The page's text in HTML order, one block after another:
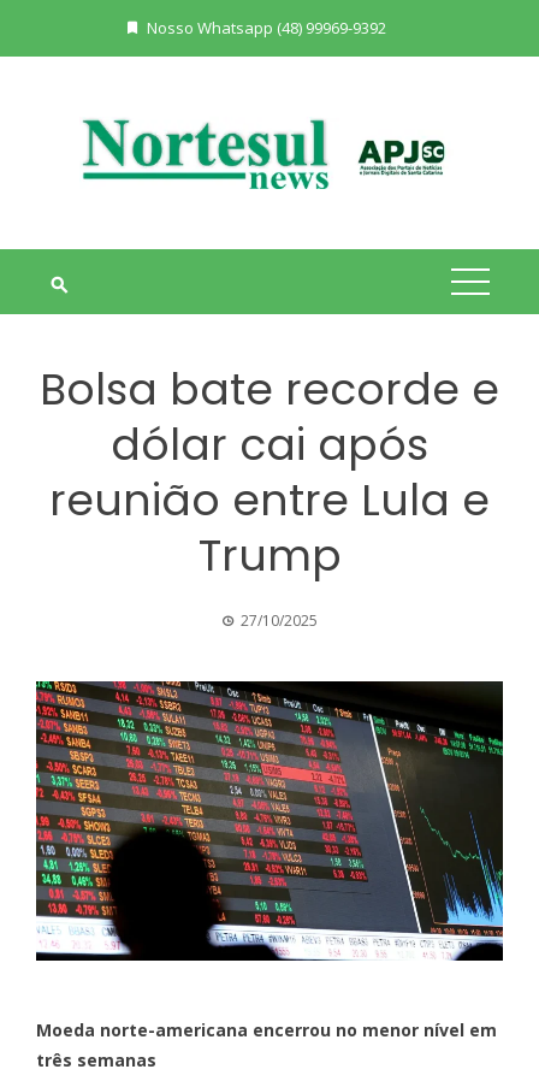
Nosso Whatsapp (48) 99969-9392
Bolsa bate recorde e
dólar cai após
reunião entre Lula e
Trump
27/10/2025
Moeda norte-americana encerrou no menor nível em
três semanas